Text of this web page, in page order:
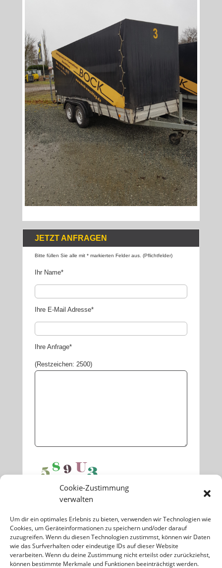
Cookie-Zustimmung
verwalten
Um dir ein optimales Erlebnis zu bieten, verwenden wir Technologien wie
Cookies, um Geräteinformationen zu speichern und/oder darauf
zuzugreifen. Wenn du diesen Technologien zustimmst, können wir Daten
wie das Surfverhalten oder eindeutige IDs auf dieser Website
verarbeiten. Wenn du deine Zustimmung nicht erteilst oder zurückziehst,
können bestimmte Merkmale und Funktionen beeinträchtigt werden.
JETZT ANFRAGEN
Bitte füllen Sie alle mit * markierten Felder aus. (Pflichtfelder)
Ihr Name*
Ihre E-Mail Adresse*
Ihre Anfrage*
(Restzeichen: 2500)
Sicherheitscode eingeben!
Grafik neu laden|Code anhören